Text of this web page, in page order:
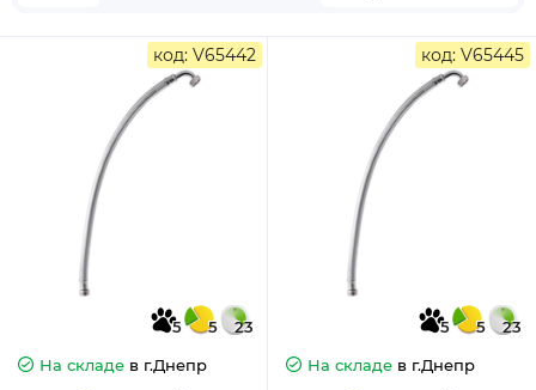
код: V65442
5 5
23
На складе в г.Днепр
код: V65445
5 5
23
На складе в г.Днепр